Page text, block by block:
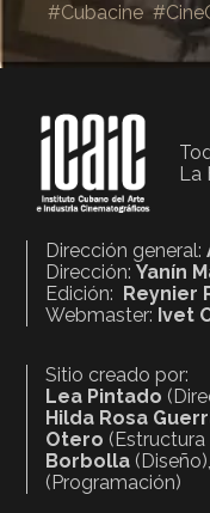
#Cubacine
La
Dirección general:
Dirección:Yanín
Edición: Reynier
Webmaster: Ivet
Sitio creado por:
Lea Pintado
Hilda Rosa
Otero
Borbolla (Diseño),
(Programación)